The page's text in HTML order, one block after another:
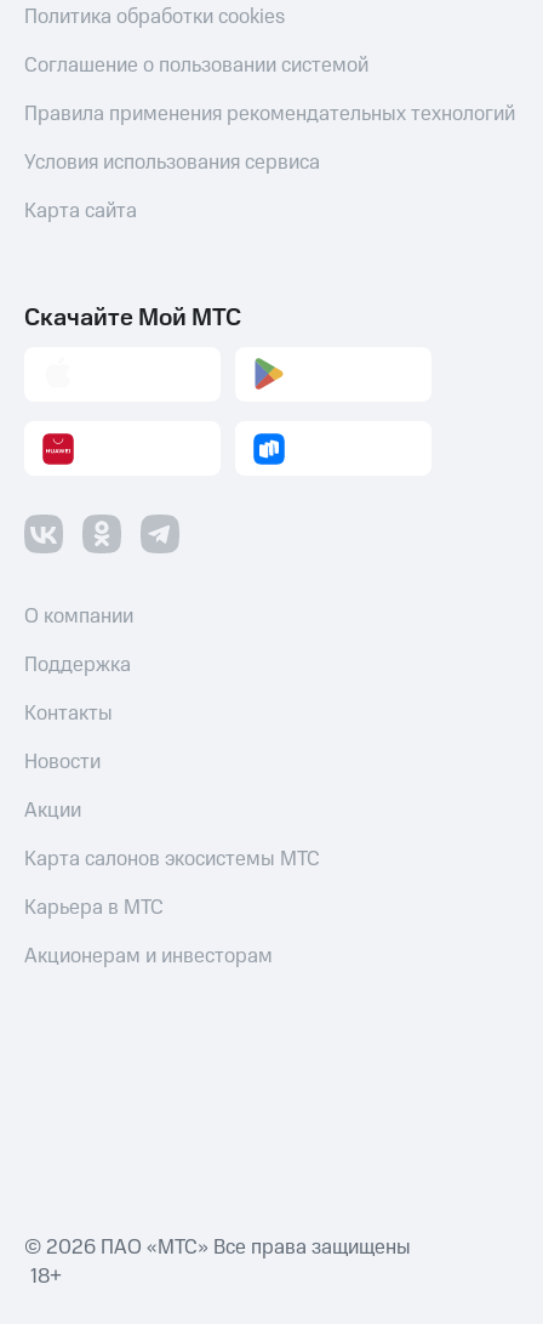
Политика обработки cookies
Соглашение о пользовании системой
Правила применения рекомендательных технологий
Условия использования сервиса
Карта сайта
Скачайте Мой МТС
О компании
Поддержка
Контакты
Новости
Акции
Карта салонов экосистемы МТС
Карьера в МТС
Акционерам и инвесторам
© 2026 ПАО «МТС» Все права защищены
18+